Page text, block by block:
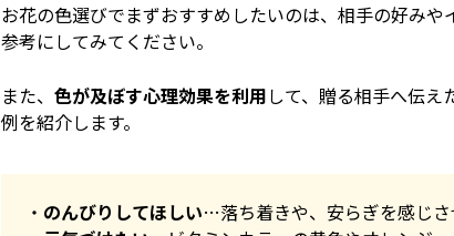
お花の色選びでまずおすすめしたいのは、相手の好み
参考にしてみてください。
また、 色が及ぼす心理効果を利用して、贈る相手へ伝
例を紹介します。
のんびりしてほしい…落ち着きや、安らぎを感じ